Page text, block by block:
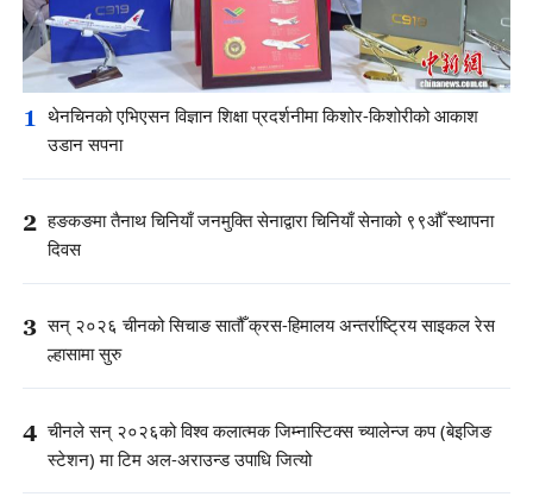
1 थेनचिनको एभिएसन विज्ञान शिक्षा प्रदर्शनीमा किशोर-किशोरीको आकाश
उडान सपना
2 हङकङमा तैनाथ चिनियाँ जनमुक्ति सेनाद्वारा चिनियाँ सेनाको ९९औँ स्थापना
दिवस
3 सन् २०२६ चीनको सिचाङ सातौँ क्रस-हिमालय अन्तर्राष्ट्रिय साइकल रेस
ल्हासामा सुरु
4 चीनले सन् २०२६को विश्व कलात्मक जिम्नास्टिक्स च्यालेन्ज कप (बेइजिङ
स्टेशन) मा टिम अल-अराउन्ड उपाधि जित्यो